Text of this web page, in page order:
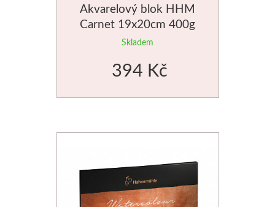
Akvarelový blok HHM
Carnet 19x20cm 400g
Skladem
394 Kč